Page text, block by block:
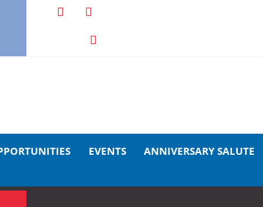
EVENTS ANNIVERSARY SALUTE